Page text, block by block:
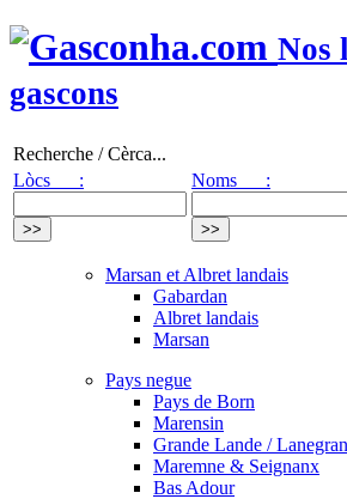
Nos
gascons
Recherche / Cèrca...
Lòcs :
Noms :
Marsan et Albret landais
Gabardan
Albret landais
Marsan
Pays negue
Pays de Born
Marensin
Grande Lande /
Maremne & Seignanx
Bas Adour